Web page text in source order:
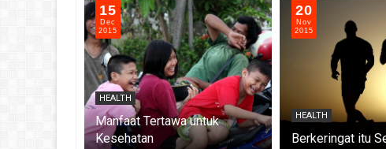
15
Dec
2015
HEALTH
Manfaat Tertawa untuk
Kesehatan
20
Nov
2015
HEALTH
Berkeringat itu